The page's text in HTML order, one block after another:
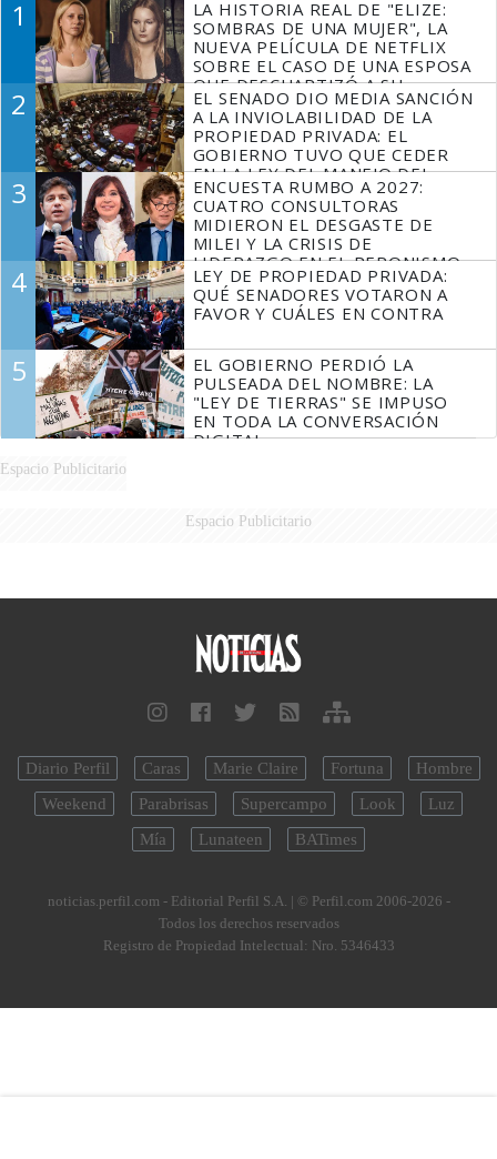
1
LA HISTORIA REAL DE "ELIZE:
SOMBRAS DE UNA MUJER", LA
NUEVA PELÍCULA DE NETFLIX
SOBRE EL CASO DE UNA ESPOSA
QUE DESCUARTIZÓ A SU
MARIDO
2
EL SENADO DIO MEDIA SANCIÓN
A LA INVIOLABILIDAD DE LA
PROPIEDAD PRIVADA: EL
GOBIERNO TUVO QUE CEDER
EN LA LEY DEL MANEJO DEL
FUEGO
3
ENCUESTA RUMBO A 2027:
CUATRO CONSULTORAS
MIDIERON EL DESGASTE DE
MILEI Y LA CRISIS DE
LIDERAZGO EN EL PERONISMO
4
LEY DE PROPIEDAD PRIVADA:
QUÉ SENADORES VOTARON A
FAVOR Y CUÁLES EN CONTRA
5
EL GOBIERNO PERDIÓ LA
PULSEADA DEL NOMBRE: LA
"LEY DE TIERRAS" SE IMPUSO
EN TODA LA CONVERSACIÓN
DIGITAL
Espacio Publicitario
Espacio Publicitario
Diario Perfil Caras Marie Claire Fortuna
Hombre
Weekend
Parabrisas Supercampo Look
Luz
Mía
Lunateen BATimes
noticias.perfil.com - Editorial Perfil S.A. | © Perfil.com 2006-2026 -
Todos los derechos reservados
Registro de Propiedad Intelectual: Nro. 5346433